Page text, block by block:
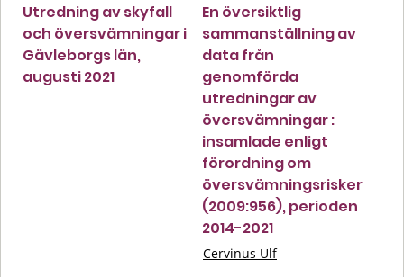
Utredning av skyfall
och översvämningar i
Gävleborgs län,
augusti 2021
En översiktlig
sammanställning av
data från
genomförda
utredningar av
översvämningar :
insamlade enligt
förordning om
översvämningsrisker
(2009:956), perioden
2014-2021
Cervinus Ulf